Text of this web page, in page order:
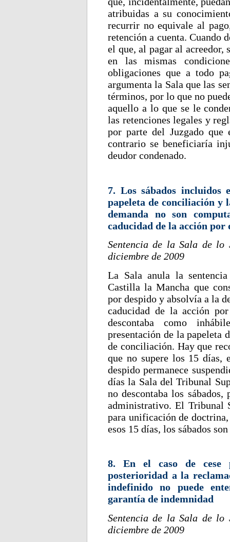
atribuidas a su
recurrir no equivale al
retención a cuenta. Cuando
el que, al pagar al acreedor,
en las mismas
obligaciones que a todo
argumenta la Sala que las
términos, por lo que no
aquello a lo que se le
las retenciones legales y
por parte del Juzgado que
contrario se beneficiaría
deudor condenado.
7. Los sábados incluidos
papeleta de conciliación y
demanda no son
caducidad de la acción por
Sentencia de la Sala de lo
diciembre de 2009
La Sala anula la
Castilla la Mancha que
por despido y absolvía a la
caducidad de la acción
descontaba como
presentación de la papeleta
de conciliación. Hay que
que no supere los 15 días,
despido permanece
días la Sala del Tribunal
no descontaba los
administrativo. El Tribunal
para unificación de
esos 15 días, los sábados
8. En el caso de cese
posterioridad a la
indefinido no puede
garantía de indemnidad
Sentencia de la Sala de lo
diciembre de 2009